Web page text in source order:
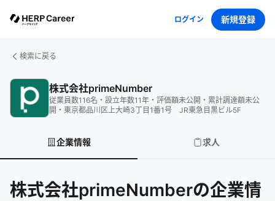
ログイン 新規登録
検索に戻る
株式会社primeNumber
従業員数116名 ・ 設立年数11年 ・ 評価額未公開 ・ 累計調達額未公
開 ・ 東京都品川区上大崎3丁目1番1号 JR東急目黒ビル5F
企業情報 求人
株式会社primeNumberの企業情